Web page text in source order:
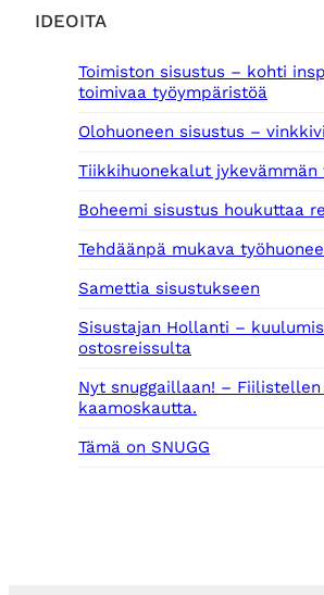
IDEOITA
Toimiston sisustus – kohti
toimivaa työympäristöä
Olohuoneen sisustus –
Tiikkihuonekalut
Boheemi sisustus houkuttaa
Tehdäänpä mukava
Samettia sisustukseen
Sisustajan Hollanti –
ostosreissulta
Nyt snuggaillaan! –
kaamoskautta.
Tämä on SNUGG